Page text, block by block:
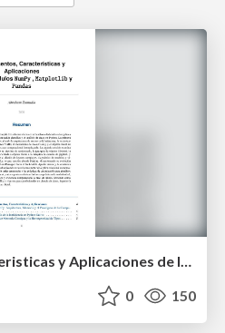
Fundamentos, Caracteristicas y Aplicaciones de los Modulos NumPy , Matplotlib y Pandas
0 150